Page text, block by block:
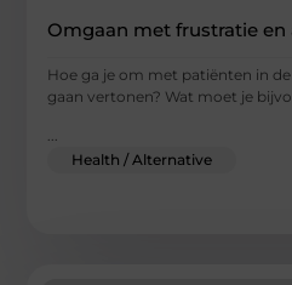
Omgaan met frustratie en
Hoe ga je om met patiënten in
gaan vertonen? Wat moet je
...
Health / Alternative